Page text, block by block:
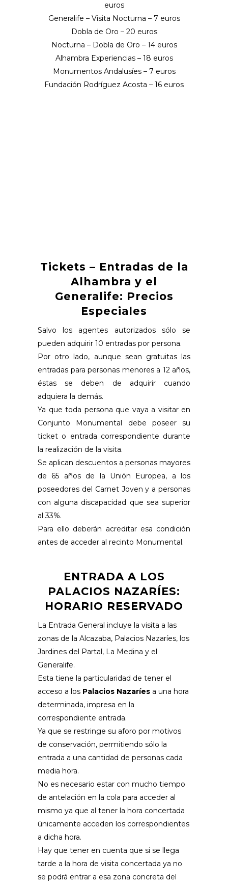
euros
Generalife – Visita Nocturna – 7 euros
Dobla de Oro – 20 euros
Nocturna – Dobla de Oro – 14 euros
Alhambra Experiencias – 18 euros
Monumentos Andalusíes – 7 euros
Fundación Rodríguez Acosta – 16 euros
Tickets – Entradas de la
Alhambra y el
Generalife: Precios
Especiales
Salvo los agentes autorizados sólo se
pueden adquirir 10 entradas por persona.
Por otro lado, aunque sean gratuitas las
entradas para personas menores a 12 años,
éstas se deben de adquirir cuando
adquiera la demás.
Ya que toda persona que vaya a visitar en
Conjunto Monumental debe poseer su
ticket o entrada correspondiente durante
la realización de la visita.
Se aplican descuentos a personas mayores
de 65 años de la Unión Europea, a los
poseedores del Carnet Joven y a personas
con alguna discapacidad que sea superior
al 33%.
Para ello deberán acreditar esa condición
antes de acceder al recinto Monumental.
ENTRADA A LOS
PALACIOS NAZARÍES:
HORARIO RESERVADO
La Entrada General incluye la visita a las
zonas de la Alcazaba, Palacios Nazaríes, los
Jardines del Partal, La Medina y el
Generalife.
Esta tiene la particularidad de tener el
acceso a los Palacios Nazaríes a una hora
determinada, impresa en la
correspondiente entrada.
Ya que se restringe su aforo por motivos
de conservación, permitiendo sólo la
entrada a una cantidad de personas cada
media hora.
No es necesario estar con mucho tiempo
de antelación en la cola para acceder al
mismo ya que al tener la hora concertada
únicamente acceden los correspondientes
a dicha hora.
Hay que tener en cuenta que si se llega
tarde a la hora de visita concertada ya no
se podrá entrar a esa zona concreta del